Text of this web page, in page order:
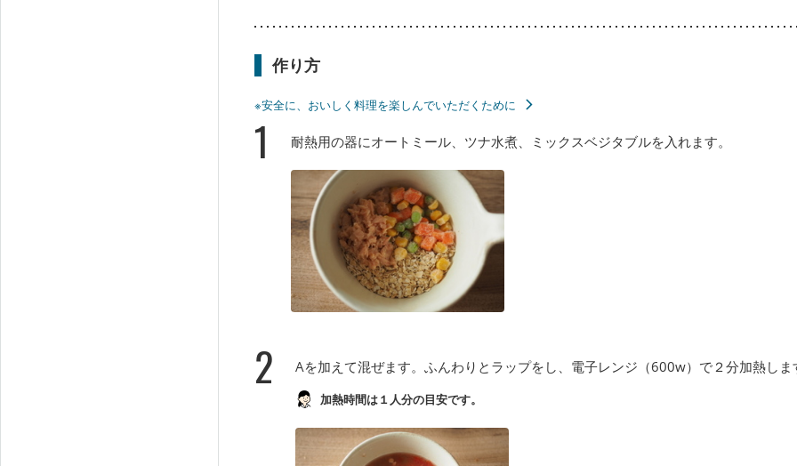
作り方
※安全に、おいしく料理を楽しんでいただくために
1 耐熱用の器にオートミール、ツナ水煮、ミックスベジタブルを入れます。
2 Aを加えて混ぜます。ふんわりとラップをし、電子レンジ（600w）で２分加熱しま
加熱時間は１人分の目安です。